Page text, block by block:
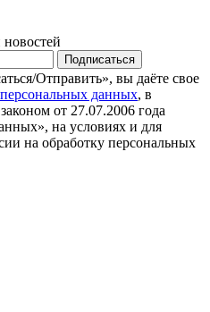
Подписаться
Отправить», вы даёте свое
данных, в
от 27.07.2006 года
на условиях и для
на обработку персональных